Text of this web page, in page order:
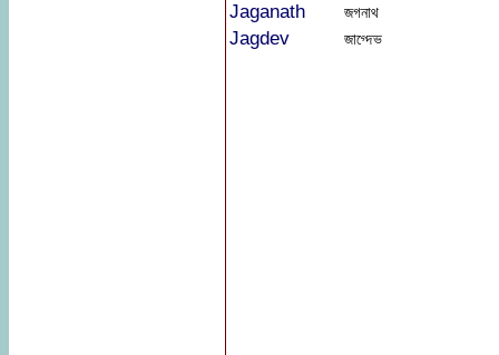
Jaganath জগনাথ
Jagdev জাগ্দেভ